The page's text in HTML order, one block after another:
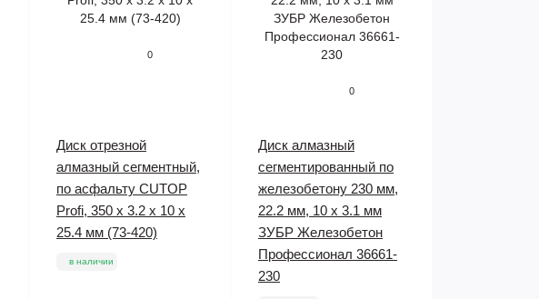
0
Диск отрезной
алмазный сегментный,
по асфальту CUTOP
Profi, 350 x 3.2 x 10 x
25.4 мм (73-420)
в наличии
0
Диск алмазный
сегментированный по
железобетону 230 мм,
22.2 мм, 10 x 3.1 мм
ЗУБР Железобетон
Профессионал 36661-
230